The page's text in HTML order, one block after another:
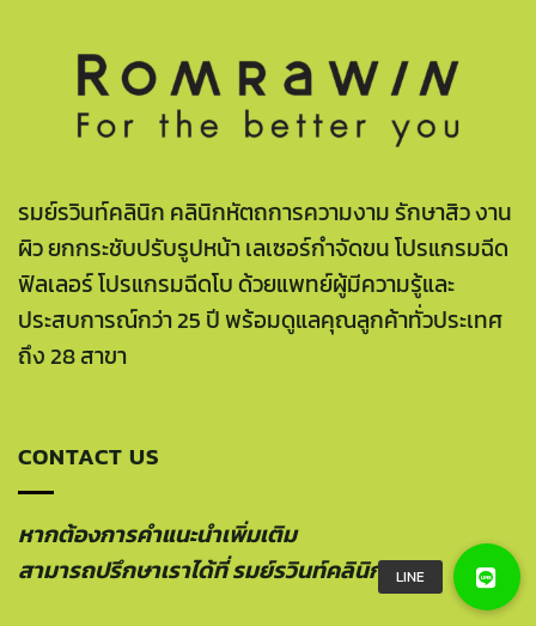
รมย์รวินท์คลินิก คลินิกหัตถการความงาม รักษาสิว งาน
ผิว ยกกระชับปรับรูปหน้า เลเซอร์กำจัดขน โปรแกรมฉีด
ฟิลเลอร์ โปรแกรมฉีดโบ ด้วยแพทย์ผู้มีความรู้และ
ประสบการณ์กว่า 25 ปี พร้อมดูแลคุณลูกค้าทั่วประเทศ
ถึง 28 สาขา
CONTACT US
หากต้องการคำแนะนำเพิ่มเติม
สามารถปรึกษาเราได้ที่ รมย์รวินท์คลินิก